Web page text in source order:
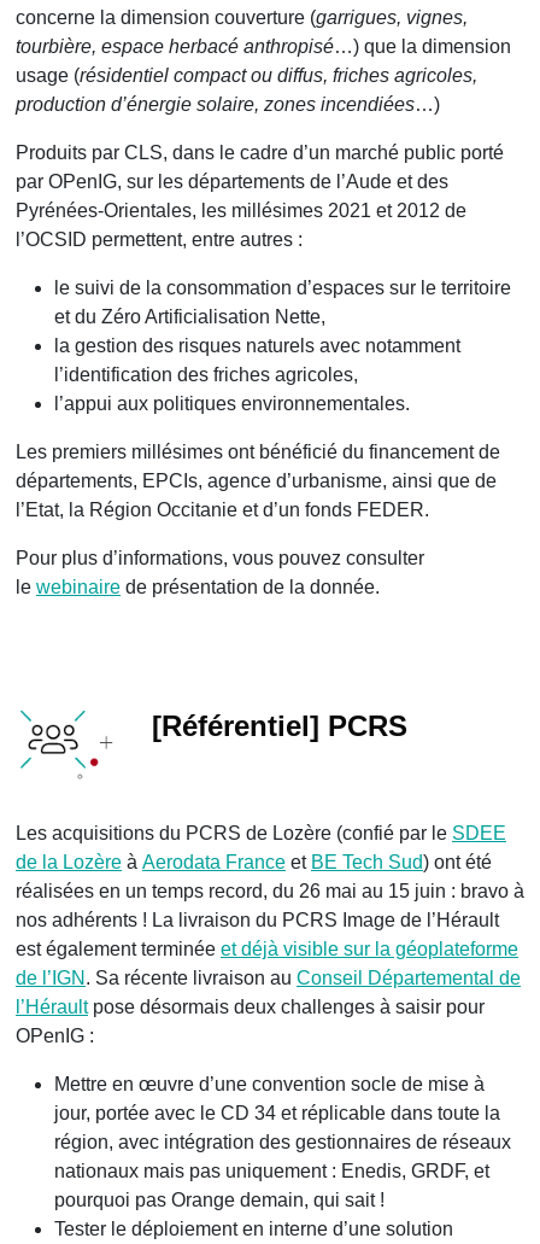
concerne la dimension couverture (garrigues, vignes,
tourbière, espace herbacé anthropisé…) que la dimension
usage (résidentiel compact ou diffus, friches agricoles,
production d’énergie solaire, zones incendiées…)
Produits par CLS, dans le cadre d’un marché public porté
par OPenIG, sur les départements de l’Aude et des
Pyrénées-Orientales, les millésimes 2021 et 2012 de
l’OCSID permettent, entre autres :
le suivi de la consommation d’espaces sur le territoire
et du Zéro Artificialisation Nette,
la gestion des risques naturels avec notamment
l’identification des friches agricoles,
l’appui aux politiques environnementales.
Les premiers millésimes ont bénéficié du financement de
départements, EPCIs, agence d’urbanisme, ainsi que de
l’Etat, la Région Occitanie et d’un fonds FEDER.
Pour plus d’informations, vous pouvez consulter
le webinaire de présentation de la donnée.
[Référentiel] PCRS
Les acquisitions du PCRS de Lozère (confié par le SDEE
de la Lozère à Aerodata France et BE Tech Sud) ont été
réalisées en un temps record, du 26 mai au 15 juin : bravo à
nos adhérents ! La livraison du PCRS Image de l’Hérault
est également terminée et déjà visible sur la géoplateforme
de l’IGN . Sa récente livraison au Conseil Départemental de
l’Héraultpose désormais deux challenges à saisir pour
OPenIG :
Mettre en œuvre d’une convention socle de mise à
jour, portée avec le CD 34 et réplicable dans toute la
région, avec intégration des gestionnaires de réseaux
nationaux mais pas uniquement : Enedis, GRDF, et
pourquoi pas Orange demain, qui sait !
Tester le déploiement en interne d’une solution